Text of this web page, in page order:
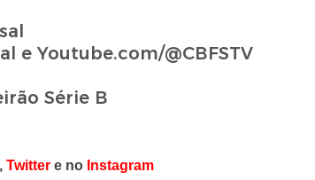
e Youtube.com/@CBFSTV
Série B
Twittere no Instagram